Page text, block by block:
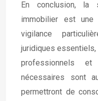
En conclusion, la
immobilier est
vigilance
juridiques
professionnels
nécessaires sont
permettront de